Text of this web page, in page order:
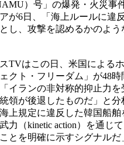
）号」の爆発・火災事
が6日、「海上ルールに違
し、攻撃を認めるかのよう
TVはこの日、米国による
クト・フリーダム」が48
イランの非対称的抑止力
領が後退したものだ」と分
上規定に違反した韓国船舶
力（kinetic action）を通じ
とを明確に示すシグナルだ